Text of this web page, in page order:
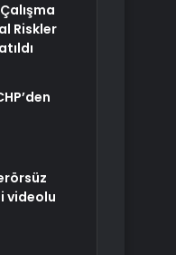
Riskler
videolu